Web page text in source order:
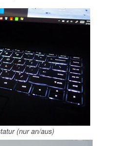
(nur an/aus)